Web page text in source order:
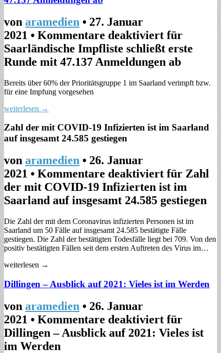
von aramedien • 27. Januar
2021 • Kommentare deaktiviert für
Saarländische Impfliste schließt erste
Runde mit 47.137 Anmeldungen ab
Bereits über 60% der Prioritätsgruppe 1 im Saarland verimpft bzw.
für eine Impfung vorgesehen
weiterlesen →
Zahl der mit COVID-19 Infizierten ist im Saarland
auf insgesamt 24.585 gestiegen
von aramedien • 26. Januar
2021 • Kommentare deaktiviert für Zahl
der mit COVID-19 Infizierten ist im
Saarland auf insgesamt 24.585 gestiegen
Die Zahl der mit dem Coronavirus infizierten Personen ist im
Saarland um 50 Fälle auf insgesamt 24.585 bestätigte Fälle
gestiegen. Die Zahl der bestätigten Todesfälle liegt bei 709. Von den
positiv bestätigten Fällen seit dem ersten Auftreten des Virus im…
weiterlesen →
Dillingen – Ausblick auf 2021: Vieles ist im Werden
von aramedien • 26. Januar
2021 • Kommentare deaktiviert für
Dillingen – Ausblick auf 2021: Vieles ist
im Werden